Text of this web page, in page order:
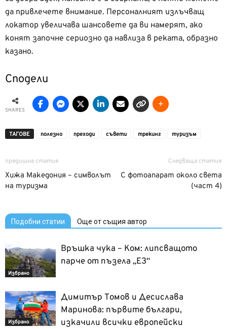
да привлечете внимание. Персоналният излъчващ
локатор увеличава шансовете да ви намерят, ако
конят започне сериозно да навлиза в реката, образно
казано.
Сподели
SHARES
ТАГОВЕ полезно преходи съвети трекинг туризъм
предишна статия
Хижа Македония – символът
на туризма
Следваща статия
С фотоапарат около света
(част 4)
Подобни статии Още от същия автор
Избрано
Връшка чука – Ком: липсващото
парче от пъзела „Е3“
Избрано
Димитър Томов и Десислава
Маринова: първите българи,
изкачили всички европейски